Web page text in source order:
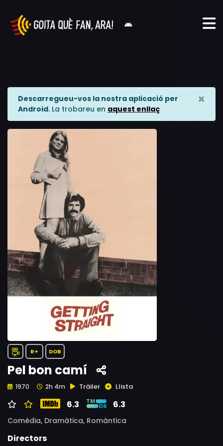
Descarregueu-vos la nostra aplicació per
Android. La trobareu en aquest enllaç
×
R+ DOB
Pel bon camí
1970 2h 4m Tràiler Llista
6.3 6.3
Comèdia, Dramàtica, Romàntica
Directors